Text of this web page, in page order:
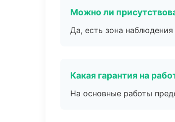
Можно ли
Да, есть зона
Какая гарантия на
На основные работы